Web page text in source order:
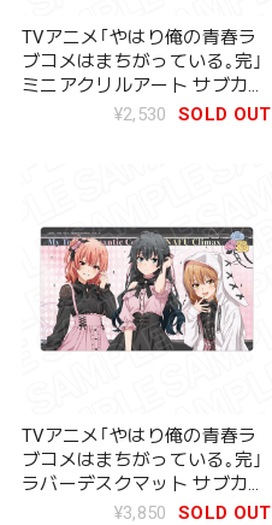
TVアニメ｢やはり俺の青春ラ
ブコメはまちがっている｡完｣
ミニアクリルアート サブカル
ファッション ver.
¥2,530 SOLD OUT
TVアニメ｢やはり俺の青春ラ
ブコメはまちがっている｡完｣
ラバーデスクマット サブカル
ファッション ver.
¥3,850 SOLD OUT